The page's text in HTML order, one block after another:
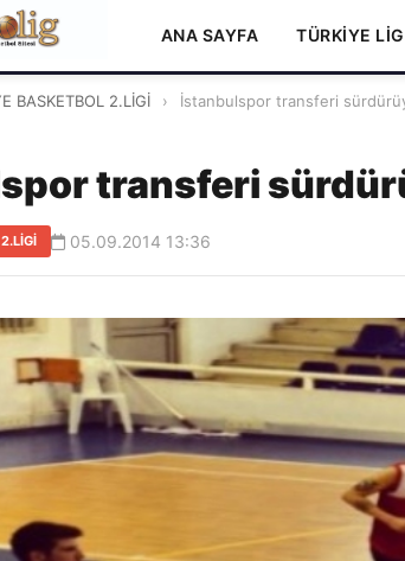
ANA SAYFA TÜRKİYE
BASKETBOL 2.LİGİ › İstanbulspor transferi
transferi
05.09.2014 13:36